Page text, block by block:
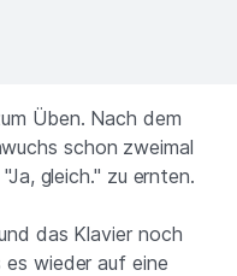
Üben. Nach dem
schon zweimal
gleich." zu ernten.
das Klavier noch
es wieder auf eine